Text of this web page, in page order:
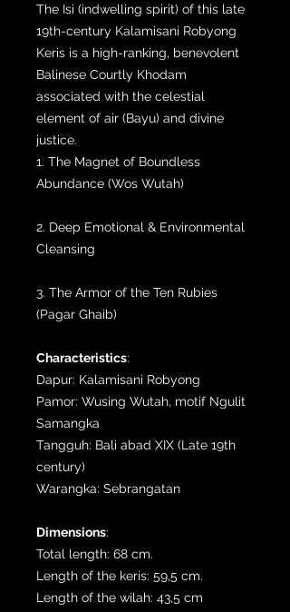
The Isi (indwelling spirit) of this late
19th-century Kalamisani Robyong
Keris is a high-ranking, benevolent
Balinese Courtly Khodam
associated with the celestial
element of air (Bayu) and divine
justice.
1. The Magnet of Boundless
Abundance (Wos Wutah)
2. Deep Emotional & Environmental
Cleansing
3. The Armor of the Ten Rubies
(Pagar Ghaib)
Characteristics:
Dapur: Kalamisani Robyong
Pamor: Wusing Wutah, motif Ngulit
Samangka
Tangguh: Bali abad XIX (Late 19th
century)
Warangka: Sebrangatan
Dimensions:
Total length: 68 cm.
Length of the keris: 59,5 cm.
Length of the wilah: 43,5 cm